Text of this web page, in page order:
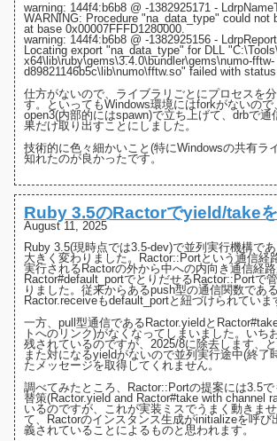
warning: 144f4:b6b8 @ -1382925171 -
WARNING: Procedure "na_data_type" could not
at base 0x00007FFFD1280000.
warning: 144f4:b6b8 @ -1382925156 -
Locating export "na_data_type" for DLL
x64\lib\ruby\gems\3.4.0\bundler\gems\numo-fftw-
d89821146b5c\lib\numo\fftw.so" failed with
仕方がないので、ライブラリごとにプロセスを
す。といってもWindows環境にはforkがないので
open3(内部的にはspawn)で立ち上げて、drbで通
果だけ取り出す ことにしました。
技術的に色々細かいこと(特にWindowsの共有ラ
知れたのが良かったです。
Ruby 3.5のRactorでyield/take
August 11, 2025
Ruby 3.5(現時点では3.5-dev)で並列実行機構で
大きく変わりました。 Ractor::Portという通信経
実行されるRactorの外から中への内向き通信経
Ractor#default_portでとりだせるRactor::Portで
りました。従来からあるpush型の通信関数である
Ractor.receiveもdefault_portと紐づけられていま
一方、pull型通信である Ractor.yield と
トへのリンク)がなくなってしまいました。いち
残されているのですが、 2025/8に除去します、
また対になるyieldがないので並列実行途中(終了
たメッセージを取得してくれません。
調べてみたところ、Ractor::Portの提案には3.5
替策(Ractor.yield and Ractor#take with channel
いるのですが、これが実装ミスでうまく動きま
て、Ractorのインスタンス生成がinitializeを呼び
義されている ことによるものと思われます。